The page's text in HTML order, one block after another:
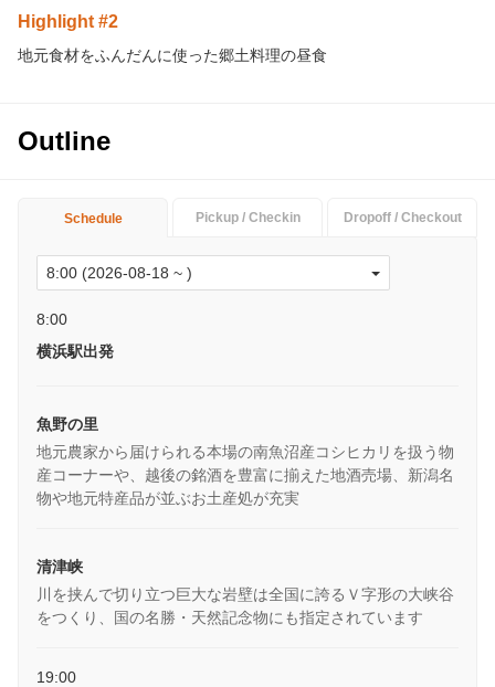
Highlight #2
地元食材をふんだんに使った郷土料理の昼食
Outline
Schedule Pickup / Checkin Dropoff / Checkout
8:00
横浜駅出発
魚野の里
地元農家から届けられる本場の南魚沼産コシヒカリを扱う物
産コーナーや、越後の銘酒を豊富に揃えた地酒売場、新潟名
物や地元特産品が並ぶお土産処が充実
清津峡
川を挟んで切り立つ巨大な岩壁は全国に誇るＶ字形の大峡谷
をつくり、国の名勝・天然記念物にも指定されています
19:00